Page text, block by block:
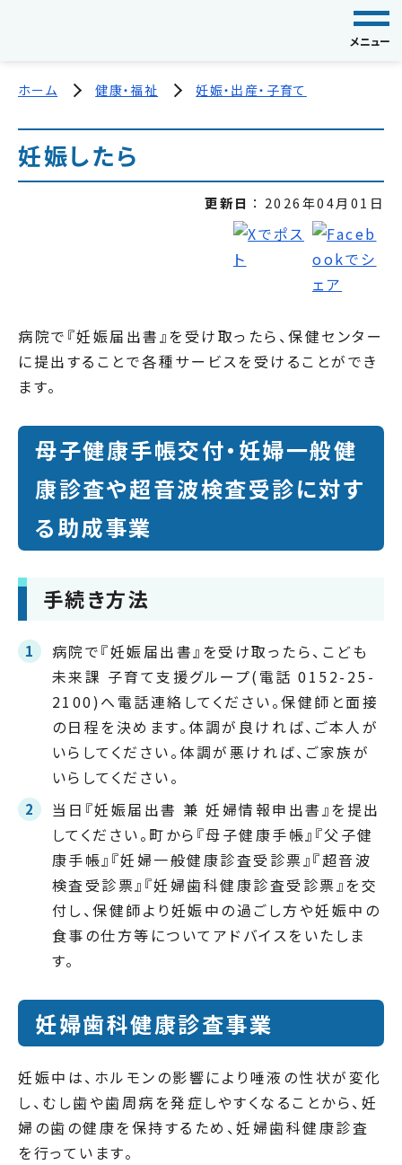
メニュー
ホーム 健康・福祉 妊娠・出産・子育て
妊娠したら
更新日 2026年04月01日
病院で『妊娠届出書』を受け取ったら、保健センター
に提出することで各種サービスを受けることができ
ます。
母子健康手帳交付・妊婦一般健
康診査や超音波検査受診に対す
る助成事業
手続き方法
病院で『妊娠届出書』を受け取ったら、こども
未来課 子育て支援グループ(電話 0152-25-
2100)へ電話連絡してください。保健師と面接
の日程を決めます。体調が良ければ、ご本人が
いらしてください。体調が悪ければ、ご家族が
いらしてください。
当日『妊娠届出書 兼 妊婦情報申出書』を提出
してください。町から『母子健康手帳』『父子健
康手帳』『妊婦一般健康診査受診票』『超音波
検査受診票』『妊婦歯科健康診査受診票』を交
付し、保健師より妊娠中の過ごし方や妊娠中の
食事の仕方等についてアドバイスをいたしま
す。​
妊婦歯科健康診査事業
妊娠中は、ホルモンの影響により唾液の性状が変化
し、むし歯や歯周病を発症しやすくなることから、妊
婦の歯の健康を保持するため、妊婦歯科健康診査
を行っています。